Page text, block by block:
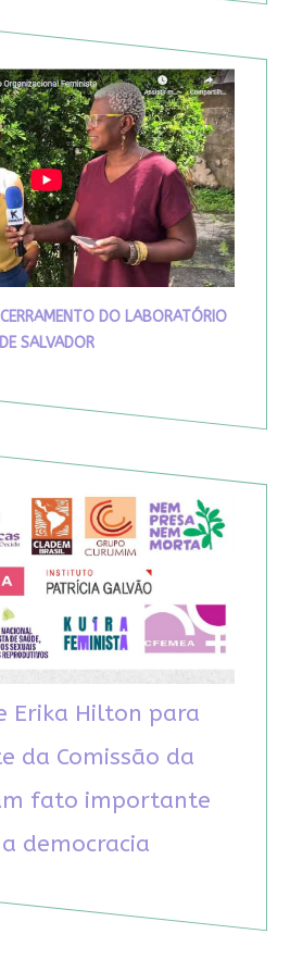
DO LABORATÓRIO
DE SALVADOR
Erika Hilton para
da Comissão da
fato importante
democracia